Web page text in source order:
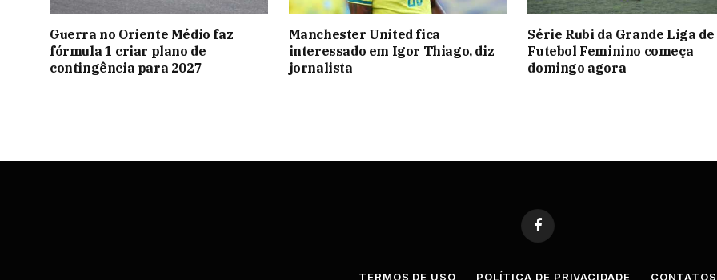
Guerra no Oriente Médio faz
fórmula 1 criar plano de
contingência para 2027
Manchester United fica
interessado em Igor Thiago, diz
jornalista
Série Rubi da Grande Liga de
Futebol Feminino começa
domingo agora
Facebook
TERMOS DE USO POLÍTICA DE PRIVACIDADE CONTATOS